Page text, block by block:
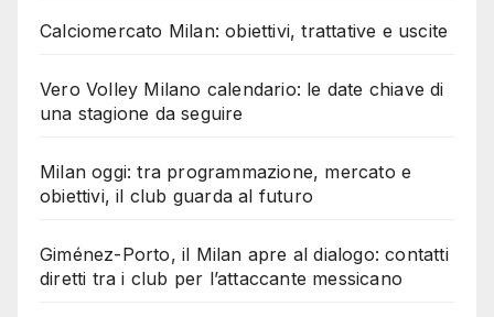
Calciomercato Milan: obiettivi, trattative e uscite
Vero Volley Milano calendario: le date chiave di
una stagione da seguire
Milan oggi: tra programmazione, mercato e
obiettivi, il club guarda al futuro
Giménez-Porto, il Milan apre al dialogo: contatti
diretti tra i club per l’attaccante messicano